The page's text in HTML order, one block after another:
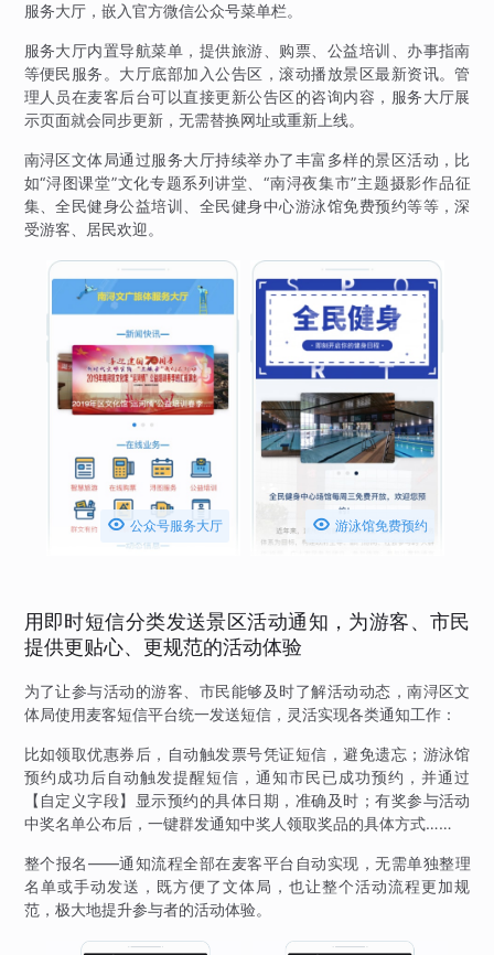
服务大厅，嵌入官方微信公众号菜单栏。
服务大厅内置导航菜单，提供旅游、购票、公益培训、办事指南
等便民服务。大厅底部加入公告区，滚动播放景区最新资讯。管
理人员在麦客后台可以直接更新公告区的咨询内容，服务大厅展
示页面就会同步更新，无需替换网址或重新上线。
南浔区文体局通过服务大厅持续举办了丰富多样的景区活动，比
如“浔图课堂”文化专题系列讲堂、“南浔夜集市”主题摄影作品征
集、全民健身公益培训、全民健身中心游泳馆免费预约等等，深
受游客、居民欢迎。
 公众号服务大厅  游泳馆免费预约
用即时短信分类发送景区活动通知，为游客、市民
提供更贴心、更规范的活动体验
为了让参与活动的游客、市民能够及时了解活动动态，南浔区文
体局使用麦客短信平台统一发送短信，灵活实现各类通知工作：
比如领取优惠券后，自动触发票号凭证短信，避免遗忘；游泳馆
预约成功后自动触发提醒短信，通知市民已成功预约，并通过
【自定义字段】显示预约的具体日期，准确及时；有奖参与活动
中奖名单公布后，一键群发通知中奖人领取奖品的具体方式……
整个报名——通知流程全部在麦客平台自动实现，无需单独整理
名单或手动发送，既方便了文体局，也让整个活动流程更加规
范，极大地提升参与者的活动体验。